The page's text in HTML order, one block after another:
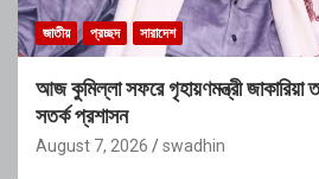
জাতীয় প্রচ্ছদ সারাদেশ
আজ কুমিল্লা সফরে গৃহায়ণমন্ত্রী জাকারিয়া
সতর্ক প্রশাসন
August 7, 2026 swadhin